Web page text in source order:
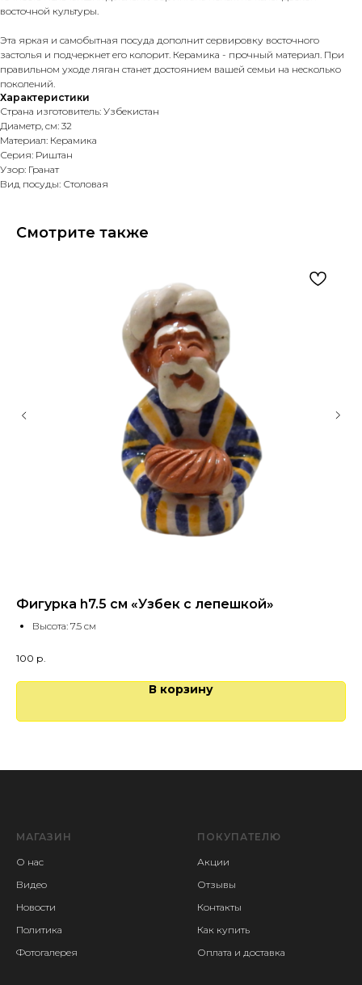
восточной культуры.
Эта яркая и самобытная посуда дополнит сервировку восточного
застолья и подчеркнет его колорит. Керамика - прочный материал. При
правильном уходе ляган станет достоянием вашей семьи на несколько
поколений.
Характеристики
Страна изготовитель: Узбекистан
Диаметр, см: 32
Материал: Керамика
Серия: Риштан
Узор: Гранат
Вид посуды: Столовая
Смотрите также
Фигурка h7.5 см «Узбек с лепешкой»
Высота: 7.5 см
100 р.
В корзину
МАГАЗИН
О нас
Видео
Новости
Политика
Фотогалерея
ПОКУПАТЕЛЮ
Акции
Отзывы
Контакты
Как купить
Оплата и доставка